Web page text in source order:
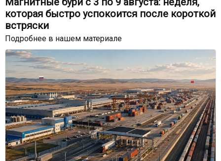
которая быстро успокоится после короткой
встряски
Подробнее в нашем материале